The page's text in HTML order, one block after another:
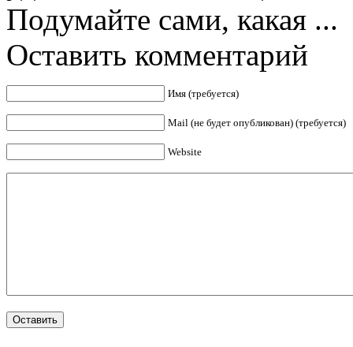
Подумайте сами, какая ...
Оставить комментарий
Имя (требуется)
Mail (не будет опубликован) (требуется)
Website